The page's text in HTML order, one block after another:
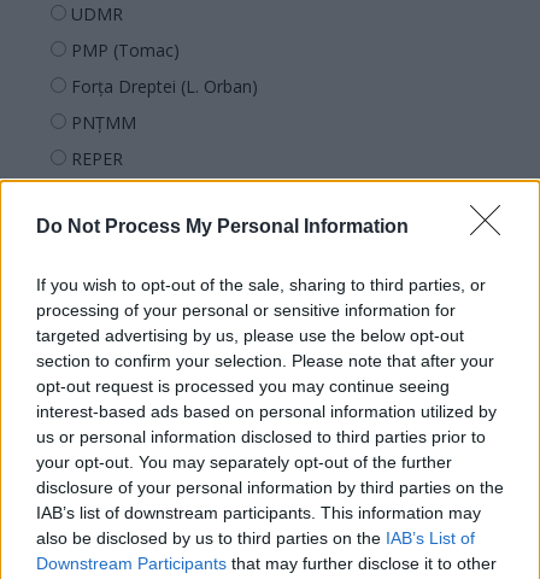
Do Not Process My Personal Information
If you wish to opt-out of the sale, sharing to third parties, or
processing of your personal or sensitive information for
targeted advertising by us, please use the below opt-out
section to confirm your selection. Please note that after your
opt-out request is processed you may continue seeing
interest-based ads based on personal information utilized by
us or personal information disclosed to third parties prior to
your opt-out. You may separately opt-out of the further
disclosure of your personal information by third parties on the
IAB’s list of downstream participants. This information may
also be disclosed by us to third parties on the IAB’s List of
Downstream Participants that may further disclose it to other
UDMR
PMP (Tomac)
Forța Dreptei (L. Orban)
PNȚMM
REPER
SOS (Șoșoacă)
PACE (Peia)
Acțiunea Conservatoare (Târziu)
PDF (Lazarus)
PUSL (D. Voiculescu)
PNȚCD (Pavelescu)
PNCR (Terheș)
Partidul Patrioților (Surugiu)
FAR (Coarnă)